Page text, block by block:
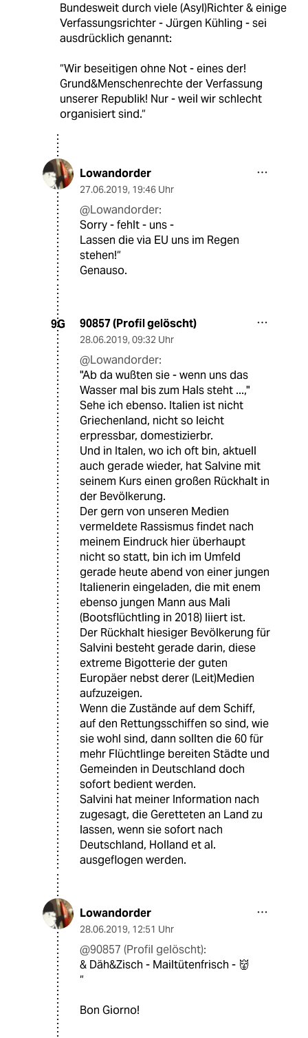
Bundesweit durch viele (Asyl)Richter & einige
Verfassungsrichter - Jürgen Kühling - sei
ausdrücklich genannt:
“Wir beseitigen ohne Not - eines der!
Grund&Menschenrechte der Verfassung
unserer Republik! Nur - weil wir schlecht
organisiert sind.“
Lowandorder
27.06.2019, 19:46 Uhr
@Lowandorder:
Sorry - fehlt - uns -
Lassen die via EU uns im Regen
stehen!“
Genauso.
9G 90857 (Profil gelöscht)
28.06.2019, 09:32 Uhr
@Lowandorder:
"Ab da wußten sie - wenn uns das
Wasser mal bis zum Hals steht ...,"
Sehe ich ebenso. Italien ist nicht
Griechenland, nicht so leicht
erpressbar, domestizierbr.
Und in Italen, wo ich oft bin, aktuell
auch gerade wieder, hat Salvine mit
seinem Kurs einen großen Rückhalt in
der Bevölkerung.
Der gern von unseren Medien
vermeldete Rassismus findet nach
meinem Eindruck hier überhaupt
nicht so statt, bin ich im Umfeld
gerade heute abend von einer jungen
Italienerin eingeladen, die mit enem
ebenso jungen Mann aus Mali
(Bootsflüchtling in 2018) liiert ist.
Der Rückhalt hiesiger Bevölkerung für
Salvini besteht gerade darin, diese
extreme Bigotterie der guten
Europäer nebst derer (Leit)Medien
aufzuzeigen.
Wenn die Zustände auf dem Schiff,
auf den Rettungsschiffen so sind, wie
sie wohl sind, dann sollten die 60 für
mehr Flüchtlinge bereiten Städte und
Gemeinden in Deutschland doch
sofort bedient werden.
Salvini hat meiner Information nach
zugesagt, die Geretteten an Land zu
lassen, wenn sie sofort nach
Deutschland, Holland et al.
ausgeflogen werden.
Lowandorder
28.06.2019, 12:51 Uhr
@90857 (Profil gelöscht):
& Däh&Zisch - Mailtütenfrisch - 👹
“
Bon Giorno!